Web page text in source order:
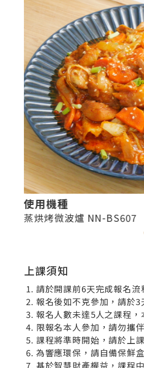
使用機種
蒸烘烤微波爐 NN-BS607
上課須知
請於開課前6天完成報名
報名後如不克參加，請於
報名人數未達5人之課程
限報名本人參加，請勿攜
課程將準時開始，請於上
為響應環保，請自備保鮮
基於智慧財產權益，課程